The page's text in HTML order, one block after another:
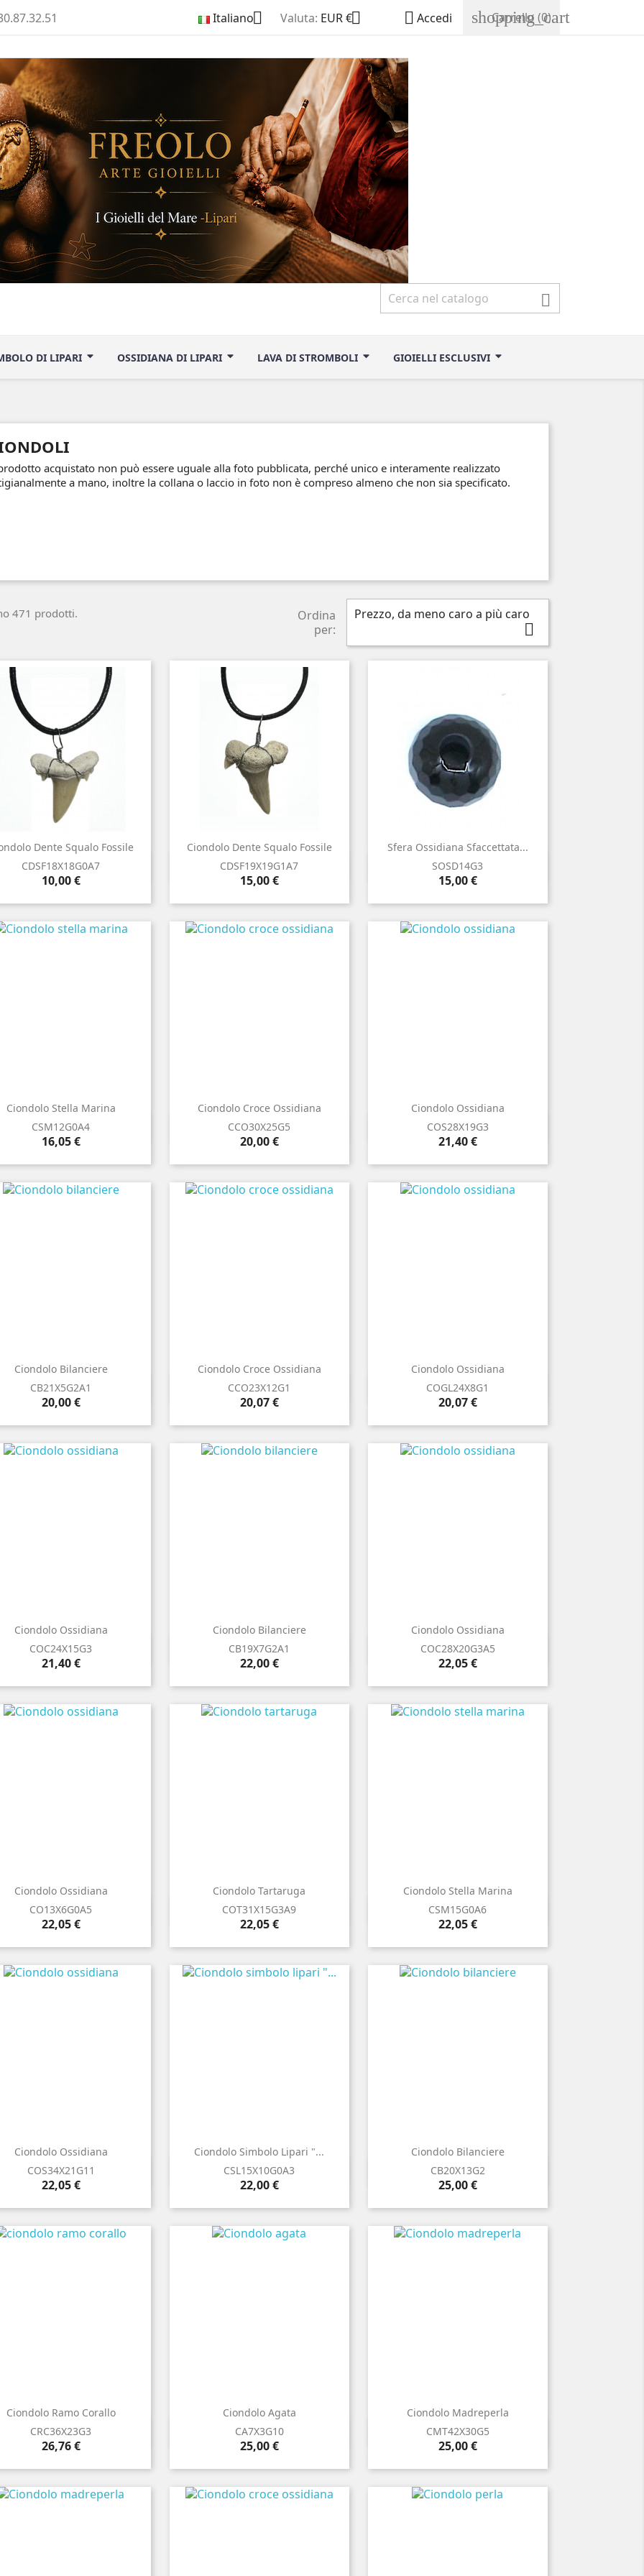
Italiano Valuta: EUR €  Accedi shopping_cart
Carrello (0)

DI LIPARI OSSIDIANA DI LIPARI LAVA DI STROMBOLI GIOIELLI ESCLUSIVI
acquistato non può essere uguale alla foto pubblicata, perché unico e interamente realizzato
a mano, inoltre la collana o laccio in foto non è compreso almeno che non sia specificato.
471 prodotti.
Ordina
per:
Prezzo, da meno caro a più caro

Dente Squalo Fossile
CDSF18X18G0A7
Prezzo
10,00 €
 Anteprima
Ciondolo Dente Squalo Fossile
CDSF19X19G1A7
Prezzo
15,00 €
 Anteprima
Sfera Ossidiana Sfaccettata...
SOSD14G3
Prezzo
15,00 €
Anteprima
Ciondolo Stella Marina
CSM12G0A4
Prezzo
16,05 €
 Anteprima
Ciondolo Croce Ossidiana
CCO30X25G5
Prezzo
20,00 €
 Anteprima
Ciondolo Ossidiana
COS28X19G3
Prezzo
21,40 €
 Anteprima
Ciondolo Bilanciere
CB21X5G2A1
Prezzo
20,00 €
 Anteprima
Ciondolo Croce Ossidiana
CCO23X12G1
Prezzo
20,07 €
 Anteprima
Ciondolo Ossidiana
COGL24X8G1
Prezzo
20,07 €
 Anteprima
Ciondolo Ossidiana
COC24X15G3
Prezzo
21,40 €
 Anteprima
Ciondolo Bilanciere
CB19X7G2A1
Prezzo
22,00 €
 Anteprima
Ciondolo Ossidiana
COC28X20G3A5
Prezzo
22,05 €
 Anteprima
Ciondolo Ossidiana
CO13X6G0A5
Prezzo
22,05 €
 Anteprima
Ciondolo Tartaruga
COT31X15G3A9
Prezzo
22,05 €
 Anteprima
Ciondolo Stella Marina
CSM15G0A6
Prezzo
22,05 €
 Anteprima
Ciondolo Ossidiana
COS34X21G11
Prezzo
22,05 €
 Anteprima
Ciondolo Simbolo Lipari "...
CSL15X10G0A3
Prezzo
22,00 €
 Anteprima
Ciondolo Bilanciere
CB20X13G2
Prezzo
25,00 €
 Anteprima
Ciondolo Ramo Corallo
CRC36X23G3
Prezzo
26,76 €
 Anteprima
Ciondolo Agata
CA7X3G10
Prezzo
25,00 €
Anteprima
Ciondolo Madreperla
CMT42X30G5
Prezzo
25,00 €
 Anteprima